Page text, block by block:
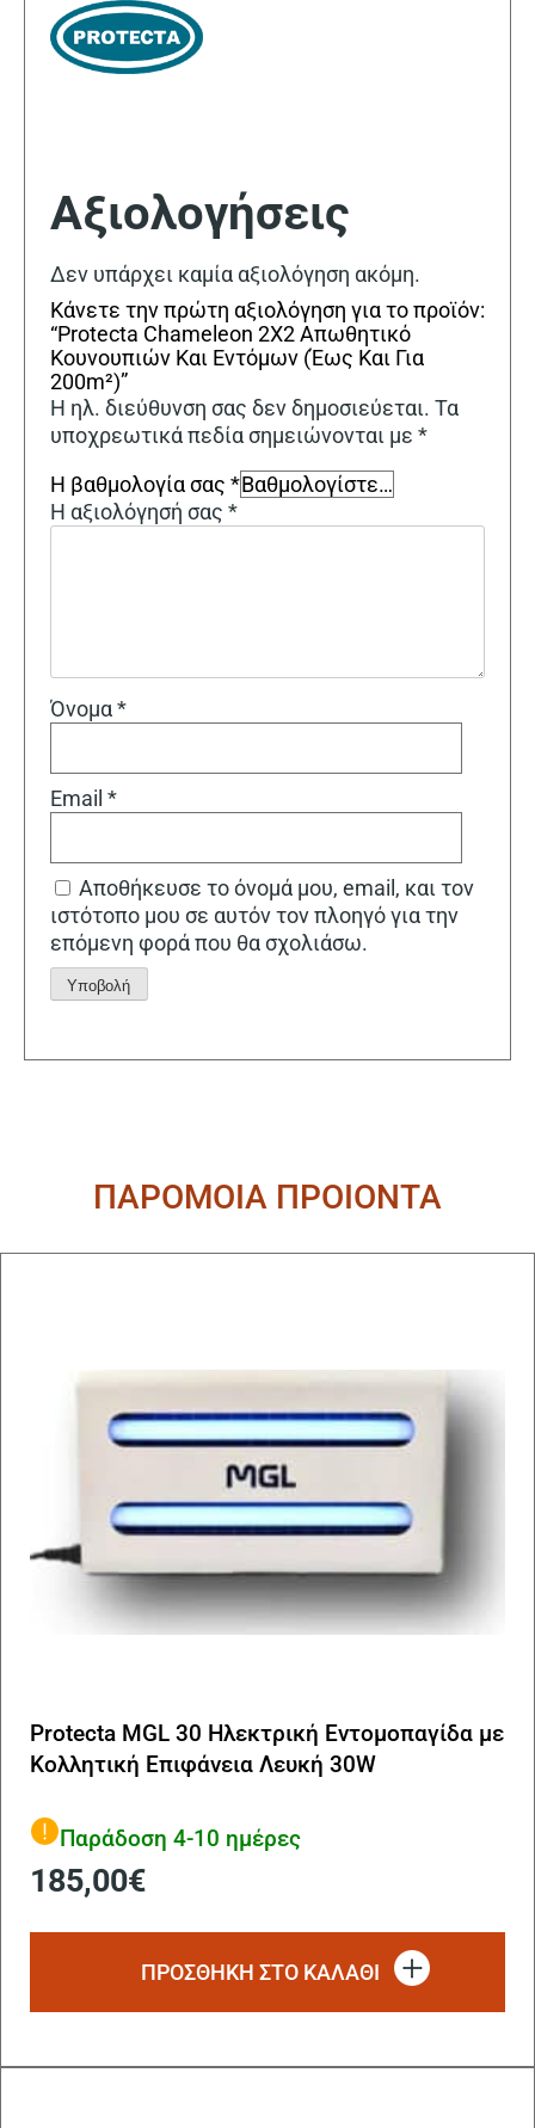
Αξιολογήσεις
Δεν υπάρχει καμία αξιολόγηση ακόμη.
Κάνετε την πρώτη αξιολόγηση για το προϊόν:
“Protecta Chameleon 2X2 Απωθητικό
Κουνουπιών Και Eντόμων (Έως Και Για
200m²)”
Η ηλ. διεύθυνση σας δεν δημοσιεύεται. Τα
υποχρεωτικά πεδία σημειώνονται με *
Η βαθμολογία σας *
Η αξιολόγησή σας *
Όνομα*
Email *
Αποθήκευσε το όνομά μου, email, και τον
ιστότοπο μου σε αυτόν τον πλοηγό για την
επόμενη φορά που θα σχολιάσω.
ΠΑΡΟΜΟΙΑ ΠΡΟΙΟΝΤΑ
Protecta MGL 30 Ηλεκτρική Εντομοπαγίδα με
Κολλητική Επιφάνεια Λευκή 30W
Παράδοση 4-10 ημέρες
185,00€
ΠΡΟΣΘΗΚΗ ΣΤΟ ΚΑΛΑΘΙ